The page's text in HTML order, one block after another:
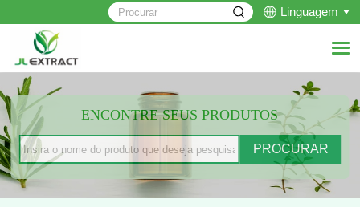
Linguagem
ENCONTRE SEUS PRODUTOS